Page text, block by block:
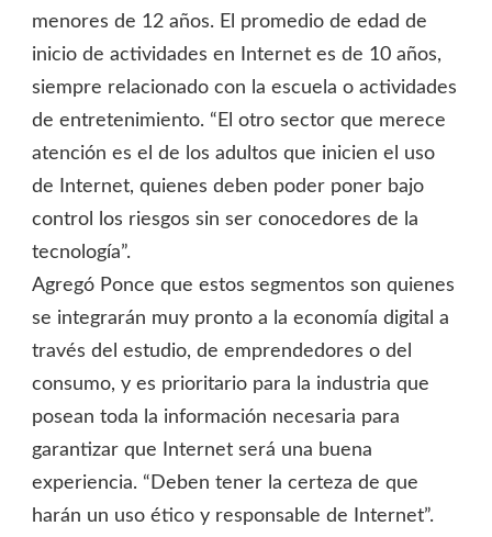
menores de 12 años. El promedio de edad de
inicio de actividades en Internet es de 10 años,
siempre relacionado con la escuela o actividades
de entretenimiento. “El otro sector que merece
atención es el de los adultos que inicien el uso
de Internet, quienes deben poder poner bajo
control los riesgos sin ser conocedores de la
tecnología”.
Agregó Ponce que estos segmentos son quienes
se integrarán muy pronto a la economía digital a
través del estudio, de emprendedores o del
consumo, y es prioritario para la industria que
posean toda la información necesaria para
garantizar que Internet será una buena
experiencia. “Deben tener la certeza de que
harán un uso ético y responsable de Internet”.